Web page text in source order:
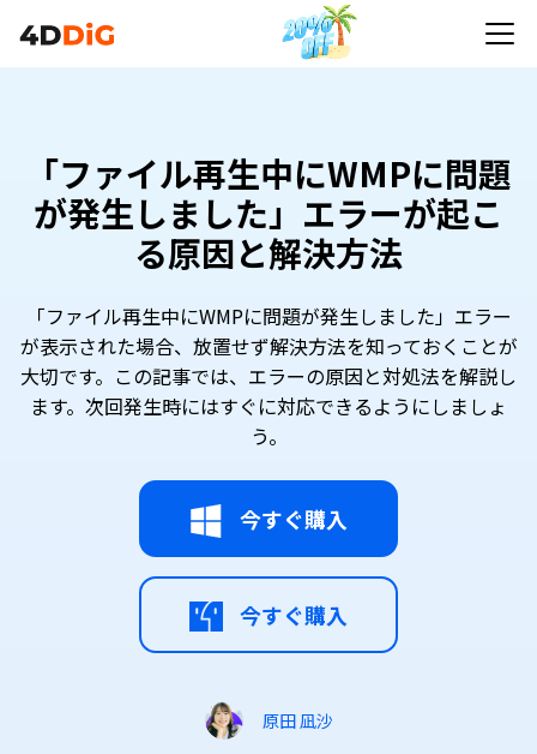
「ファイル再生中にWMPに問題
が発生しました」エラーが起こ
る原因と解決方法
「ファイル再生中にWMPに問題が発生しました」エラー
が表示された場合、放置せず解決方法を知っておくことが
大切です。この記事では、エラーの原因と対処法を解説し
ます。次回発生時にはすぐに対応できるようにしましょ
う。
今すぐ購入
今すぐ購入
原田 凪沙